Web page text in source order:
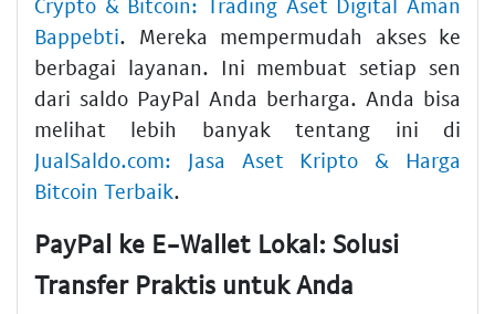
Bappebti. Mereka mempermudah akses ke
berbagai layanan. Ini membuat setiap sen
dari saldo PayPal Anda berharga. Anda bisa
melihat lebih banyak tentang ini di
JualSaldo.com: Jasa Aset Kripto & Harga
Bitcoin Terbaik.
PayPal ke E-Wallet Lokal: Solusi
Transfer Praktis untuk Anda